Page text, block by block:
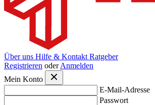
Über uns Hilfe & Kontakt Ratgeber
Registrieren oder Anmelden
Mein Konto
E-Mail-Adresse
Passwort